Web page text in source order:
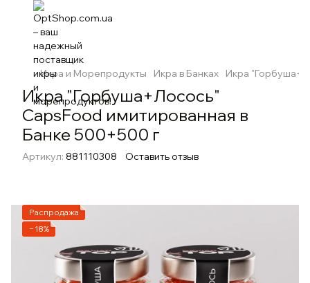
Икра и Морепродукты Икра в Банках Икра
Икра "Горбуша+Лосось"
CapsFood имитированная в
Банке 500+500 г
Артикул: 881110308 Оставить отзыв
Распродажа
−18%